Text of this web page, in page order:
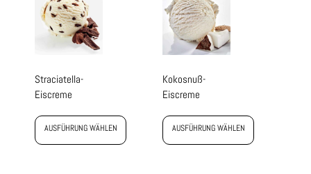
Straciatella-
Eiscreme
AUSFÜHRUNG WÄHLEN
Kokosnuß-
Eiscreme
AUSFÜHRUNG WÄHLEN